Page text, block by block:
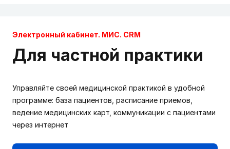
Электронный кабинет. МИС. CRM
Для частной практики
Управляйте своей медицинской практикой в удобной
программе: база пациентов, расписание приемов,
ведение медицинских карт, коммуникации с пациентами
через интернет